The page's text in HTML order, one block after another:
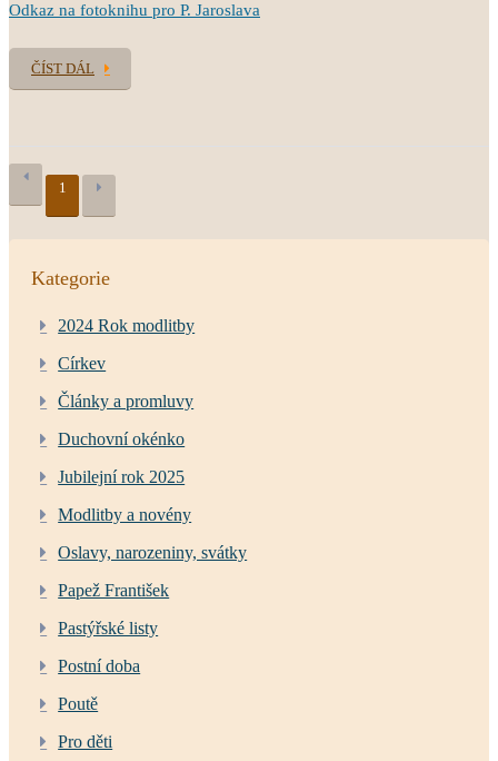
Odkaz na fotoknihu pro P. Jaroslava
ČÍST DÁL
1
Kategorie
2024 Rok modlitby
Církev
Články a promluvy
Duchovní okénko
Jubilejní rok 2025
Modlitby a novény
Oslavy, narozeniny, svátky
Papež František
Pastýřské listy
Postní doba
Poutě
Pro děti